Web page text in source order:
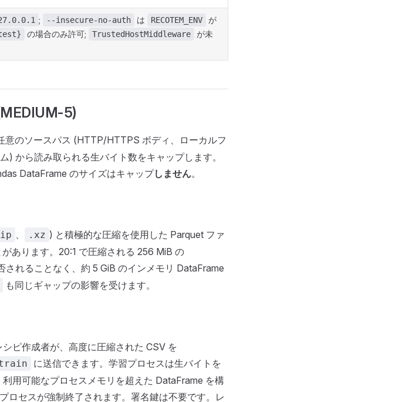
; --insecure-no-auth は RECOTEM_ENV が
の場合のみ許可; TrustedHostMiddleware
が未
5)
意のソースパス (HTTP/HTTPS ボディ、ローカルフ
) から読み取られる生バイト数をキャップします。
DataFrame のサイズはキャップしません。
、 .xz ) と積極的な圧縮を使用した Parquet ファ
あります。20:1 で圧縮される 256 MiB の
されることなく、約 5 GiB のインメモリ DataFrame
も同じギャップの影響を受けます。
ピ作成者が、高度に圧縮された CSV を
に送信できます。学習プロセスは生バイトを
用可能なプロセスメモリを超えた DataFrame を構
ロセスが強制終了されます。署名鍵は不要です。レ